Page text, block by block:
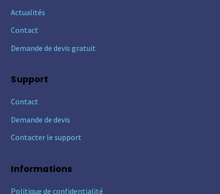
Actualités
Contact
Demande de devis gratuit
Support
Contact
Demande de devis
Contacter le support
Informations
Politique de confidentialité